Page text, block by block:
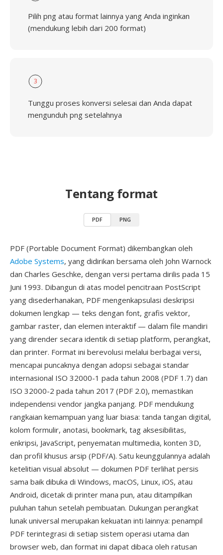
Pilih png atau format lainnya yang Anda inginkan
(mendukung lebih dari 200 format)
3
Tunggu proses konversi selesai dan Anda dapat
mengunduh png setelahnya
Tentang format
PDF PNG
PDF (Portable Document Format) dikembangkan oleh
Adobe Systems, yang didirikan bersama oleh John Warnock
dan Charles Geschke, dengan versi pertama dirilis pada 15
Juni 1993. Dibangun di atas model pencitraan PostScript
yang disederhanakan, PDF mengenkapsulasi deskripsi
dokumen lengkap — teks dengan font, grafis vektor,
gambar raster, dan elemen interaktif — dalam file mandiri
yang dirender secara identik di setiap platform, perangkat,
dan printer. Format ini berevolusi melalui berbagai versi,
mencapai puncaknya dengan adopsi sebagai standar
internasional ISO 32000-1 pada tahun 2008 (PDF 1.7) dan
ISO 32000-2 pada tahun 2017 (PDF 2.0), memastikan
independensi vendor jangka panjang. PDF mendukung
rangkaian kemampuan yang luar biasa: tanda tangan digital,
kolom formulir, anotasi, bookmark, tag aksesibilitas,
enkripsi, JavaScript, penyematan multimedia, konten 3D,
dan profil khusus arsip (PDF/A). Satu keunggulannya adalah
ketelitian visual absolut — dokumen PDF terlihat persis
sama baik dibuka di Windows, macOS, Linux, iOS, atau
Android, dicetak di printer mana pun, atau ditampilkan
puluhan tahun setelah pembuatan. Dukungan perangkat
lunak universal merupakan kekuatan inti lainnya: penampil
PDF terintegrasi di setiap sistem operasi utama dan
browser web, dan format ini dapat dibaca oleh ratusan